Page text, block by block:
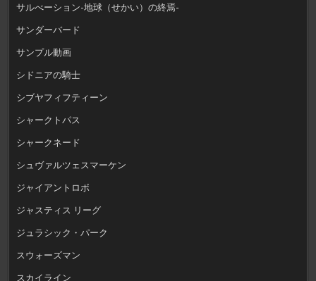
サルべーション-地球（せかい）の終焉-
サンダーバード
サンプル動画
シドニアの騎士
シブヤフィフティーン
シャークトパス
シャークネード
シュヴァルツェスマーケン
ジャイアントロボ
ジャスティス リーグ
ジュラシック・パーク
スウォーズマン
スカイライン